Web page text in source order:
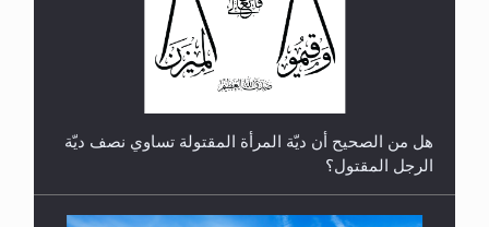
رأيٌ في لغة المسيح الموعود عليه السلام.. 4...
هل من الصحيح أن ديّة المرأة المقتولة تساوي نصف ديّة
الرجل المقتول؟